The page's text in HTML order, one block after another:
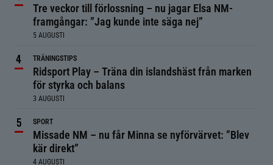
Tre veckor till förlossning – nu jagar Elsa NM-
framgångar: ”Jag kunde inte säga nej”
5 AUGUSTI
TRÄNINGSTIPS
Ridsport Play – Träna din islandshäst från marken
för styrka och balans
3 AUGUSTI
SPORT
Missade NM – nu får Minna se nyförvärvet: ”Blev
kär direkt”
4 AUGUSTI